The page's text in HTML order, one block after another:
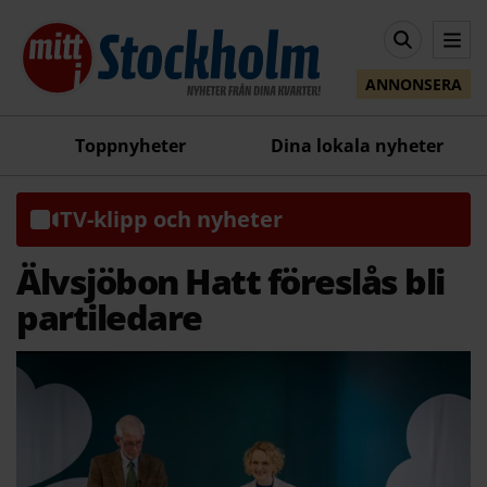
ANNONSERA
Toppnyheter Dina lokala nyheter
TV-klipp och nyheter
Älvsjöbon Hatt föreslås bli
partiledare